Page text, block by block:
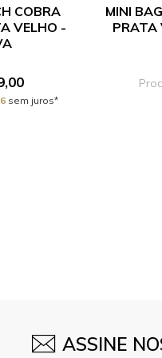
COBRA
VELHO -
sem juros*
MINI
PRATA
ASSINE